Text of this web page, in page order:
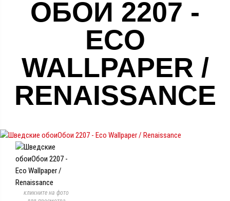
ОБОИ 2207 -
ECO
WALLPAPER /
RENAISSANCE
кликните на фото